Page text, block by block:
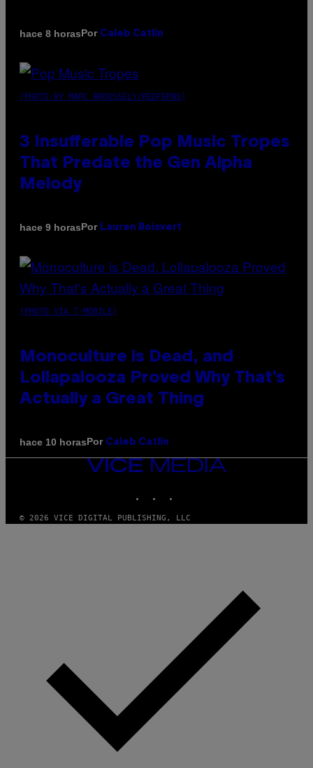
hace 8 horasPor Caleb Catlin
(PHOTO BY MARC BROUSSELY/REDFERNS)
3 Insufferable Pop Music Tropes
That Predate the Gen Alpha
Melody
hace 9 horasPor Lauren Boisvert
(PHOTO VIA T-MOBILE)
Monoculture is Dead, and
Lollapalooza Proved Why That’s
Actually a Great Thing
hace 10 horasPor Caleb Catlin
VICE
© 2026 VICE DIGITAL PUBLISHING, LLC